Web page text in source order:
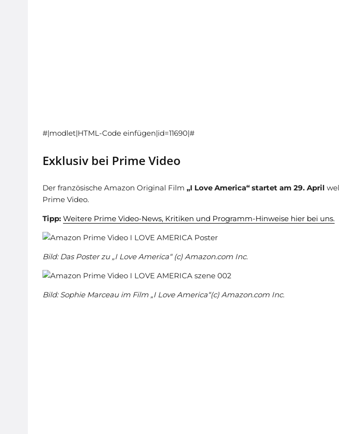
#|modlet|HTML-Code einfügen|id=11690|#
Exklusiv bei Prime Video
Der französische Amazon Original Film „I Love America“ startet am 29. April
Prime Video.
Tipp: Weitere Prime Video-News, Kritiken und Programm-Hinweise hier bei uns.
Bild: Das Poster zu „I Love America“ (c) Amazon.com Inc.
Bild: Sophie Marceau im Film „I Love America“(c) Amazon.com Inc.